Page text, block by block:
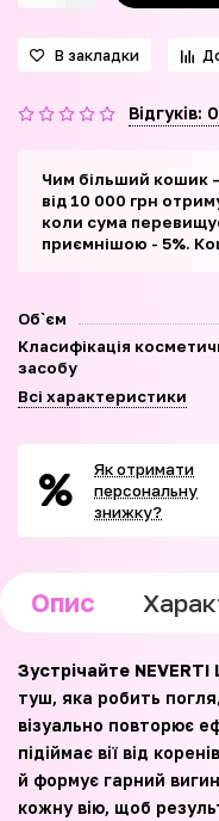
В закладки
Відгуків: 0
Чим більший кошик
від 10 000 грн
коли сума
приємнішою - 5%.
Об`єм
Класифікація
засобу
Всі характеристики
Як отримати
персональну
знижку?
Опис
Зустрічайте
туш, яка робить
візуально повторює
підіймає вії від
й формує гарний
кожну вію, щоб